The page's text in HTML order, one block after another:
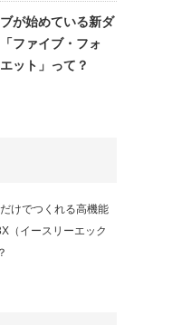
が始めている新ダ
ファイブ・フォ
ット」って？
けでつくれる高機能
（イースリーエック